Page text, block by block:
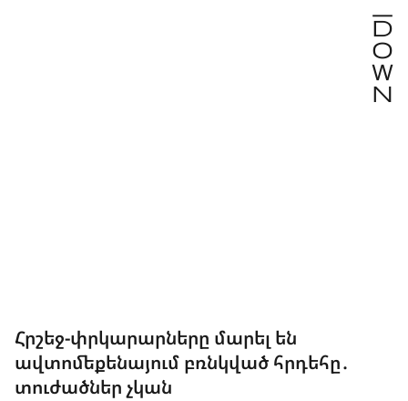
Հրշեջ-փրկարարները մարել են
ավտոմեքենայում բռնկված հրդեհը․
տուժածներ չկան